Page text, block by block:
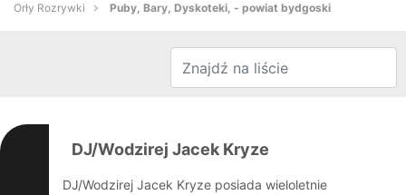
Orły Rozrywki Puby, Bary, Dyskoteki, - powiat bydgoski
DJ/Wodzirej Jacek Kryze
DJ/Wodzirej Jacek Kryze posiada wieloletnie